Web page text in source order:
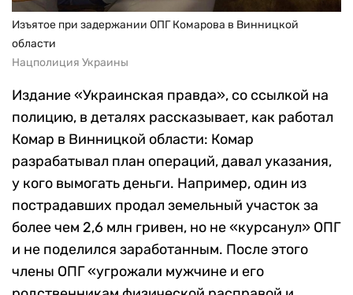
Изъятое при задержании ОПГ Комарова в Винницкой
области
Нацполиция Украины
Издание «Украинская правда», со ссылкой на
полицию, в деталях рассказывает, как работал
Комар в Винницкой области: Комар
разрабатывал план операций, давал указания,
у кого вымогать деньги. Например, один из
пострадавших продал земельный участок за
более чем 2,6 млн гривен, но не «курсанул» ОПГ
и не поделился заработанным. После этого
члены ОПГ «угрожали мужчине и его